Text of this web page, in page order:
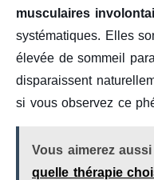
musculaires
systématiques. Elles
élevée de sommeil
disparaissent
si vous observez ce
Vous aimerez
quelle thérapie